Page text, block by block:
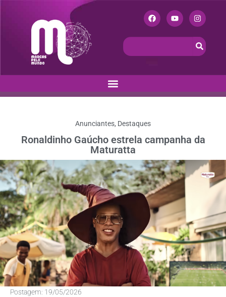
Anunciantes, Destaques
Ronaldinho Gaúcho estrela campanha da
Maturatta
Postagem: 19/05/2026